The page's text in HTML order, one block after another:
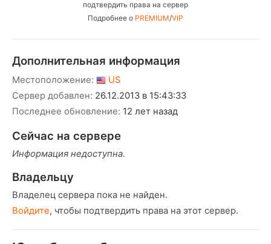
подтвердить права на сервер
Подробнее о PREMIUM/VIP
Дополнительная информация
Местоположение:
US
Сервер добавлен: 26.12.2013 в 15:43:33
Последнее обновление: 12 лет назад
Сейчас на сервере
Информация недоступна.
Владельцу
Владелец сервера пока не найден.
Войдите, чтобы подтвердить права на этот сервер.